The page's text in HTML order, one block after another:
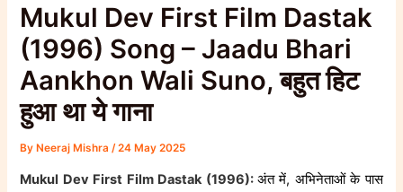
Mukul Dev First Film Dastak
(1996) Song – Jaadu Bhari
Aankhon Wali Suno, बहुत हिट
हुआ था ये गाना
ByNeeraj Mishra /24 May 2025
Mukul Dev First Film Dastak (1996): अंत में, अभिनेताओं के पास